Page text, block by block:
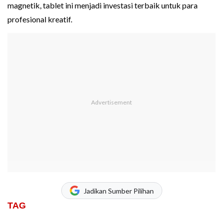
magnetik, tablet ini menjadi investasi terbaik untuk para
profesional kreatif.
Jadikan Sumber Pilihan
TAG